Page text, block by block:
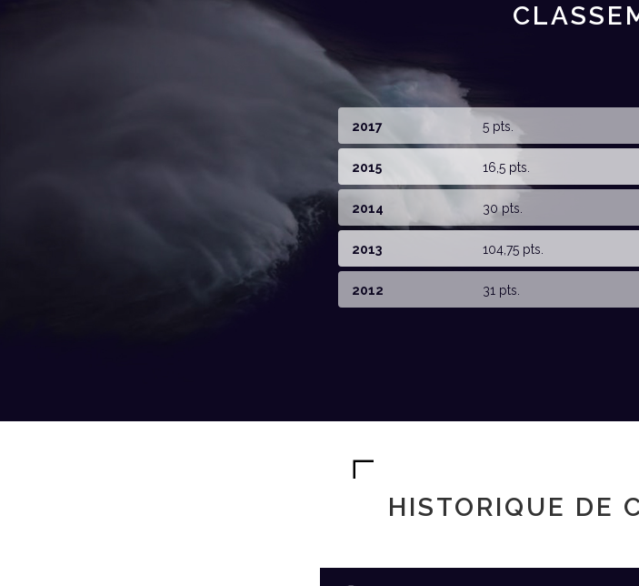
2017 5 pts.
2015 16,5 pts.
2014 30 pts.
2013 104,75 pts.
2012 31 pts.
HISTORIQUE DE